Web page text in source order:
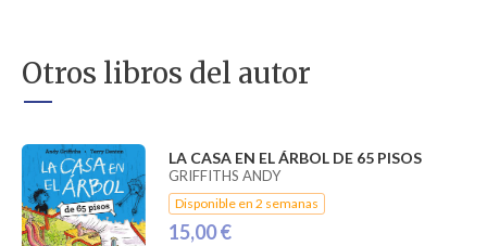
Otros libros del autor
LA CASA EN EL ÁRBOL DE 65 PISOS
GRIFFITHS ANDY
Disponible en 2 semanas
15,00 €